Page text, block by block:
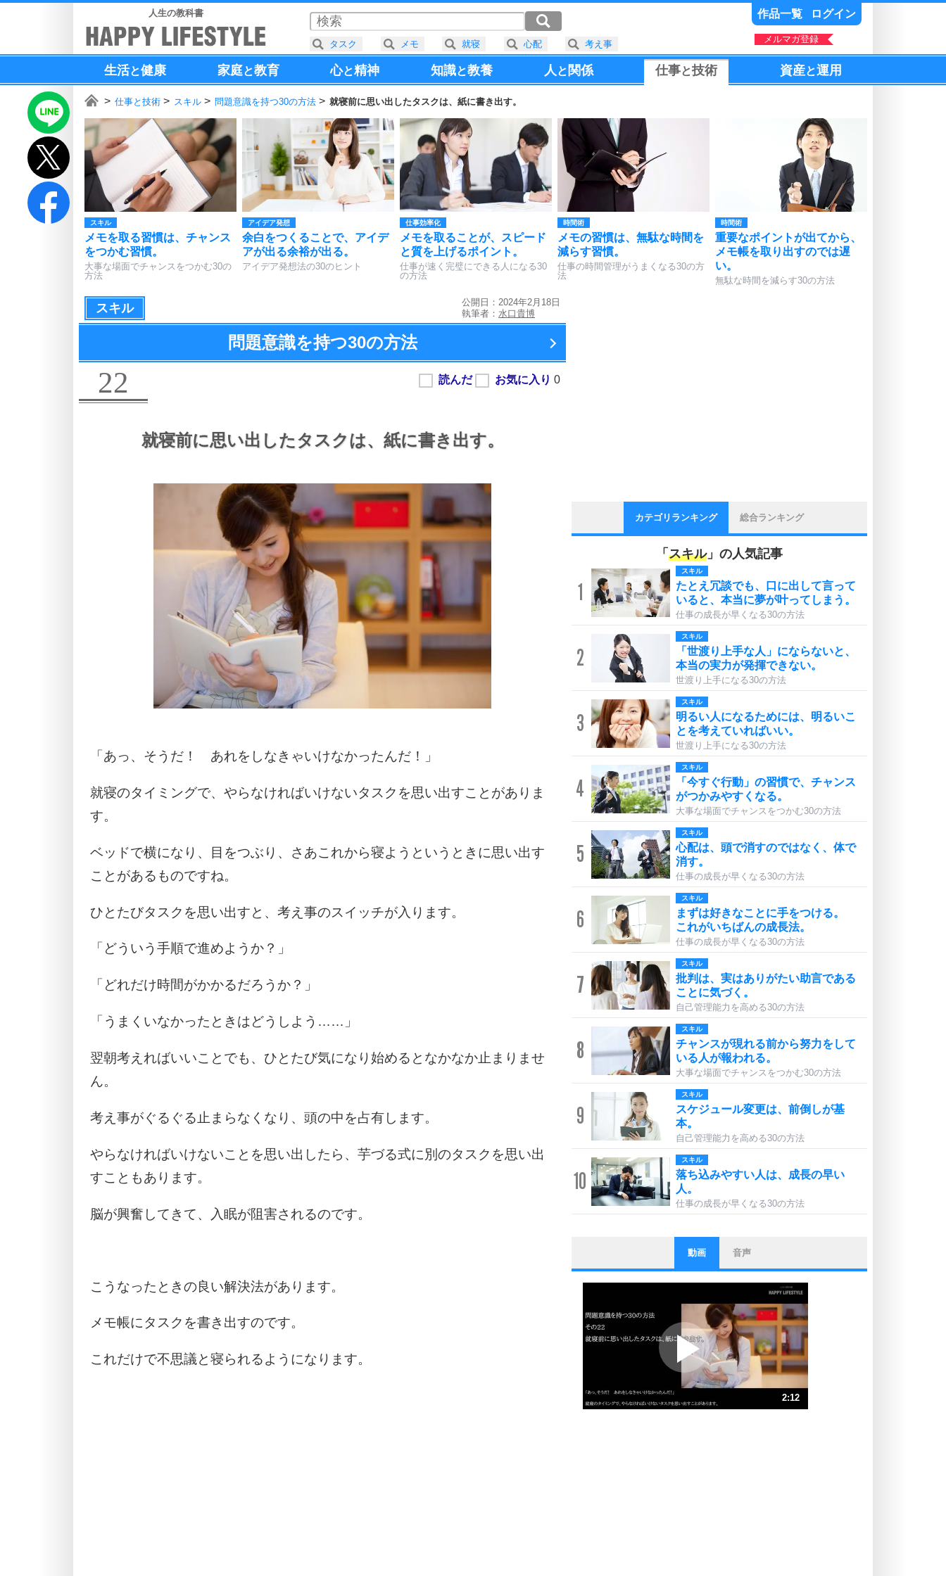
人生の教科書 作品一覧 ログイン
メルマガ登録
生活と健康 家庭と教育 心と精神 知識と教養 人と 関係 仕事と技術 資産と運用
仕事と技術 スキル 問題意識を持つ30の方法 就寝前に思い出したタスクは、紙に書き出す。
スキル
メモを取る習慣は、チャンス
をつかむ習慣。
大事な場面でチャンスをつかむ30の
方法
アイデア発想
余白をつくることで、アイデ
アが出る余裕が出る。
アイデア発想法の30のヒント
仕事効率化
メモを取ることが、スピード
と質を上げるポイント。
仕事が速く完璧にできる人になる30
の方法
時間術
メモの習慣は、無駄な時間を
減らす習慣。
仕事の時間管理がうまくなる30の方
法
時間術
重要なポイントが出てから、
メモ帳を取り出すのでは遅
い。
無駄な時間を減らす30の方法
スキル
公開日：2024年2月18日
執筆者： 水口貴博
問題意識を持つ30の方法
22
就寝前に思い出したタスクは、 紙に書き出す。
「あっ、そうだ！ あれをしなきゃいけなかったんだ！」
就寝のタイミングで、やらなければいけないタスクを思い出すことがありま
す。
ベッドで横になり、目をつぶり、さあこれから寝ようというときに思い出す
ことがあるものですね。
ひとたびタスクを思い出すと、考え事のスイッチが入ります。
「どういう手順で進めようか？」
「どれだけ時間がかかるだろうか？」
「うまくいなかったときはどうしよう……」
翌朝考えればいいことでも、ひとたび気になり始めるとなかなか止まりませ
ん。
考え事がぐるぐる止まらなくなり、頭の中を占有します。
やらなければいけないことを思い出したら、芋づる式に別のタスクを思い出
すこともあります。
脳が興奮してきて、入眠が阻害されるのです。
こうなったときの良い解決法があります。
メモ帳にタスクを書き出すのです。
これだけで不思議と寝られるようになります。
カテゴリランキング 総合ランキング
「 スキル」の人気記事
1
スキル
たとえ冗談でも、口に出して言って
いると、本当に夢が叶ってしまう。
仕事の成長が早くなる30の方法
2
スキル
「世渡り上手な人」にならないと、
本当の実力が発揮できない。
世渡り上手になる30の方法
3
スキル
明るい人になるためには、明るいこ
とを考えていればいい。
世渡り上手になる30の方法
4
スキル
「今すぐ行動」の習慣で、チャンス
がつかみやすくなる。
大事な場面でチャンスをつかむ30の方法
5
スキル
心配は、頭で消すのではなく、体で
消す。
仕事の成長が早くなる30の方法
6
スキル
まずは好きなことに手をつける。
これがいちばんの成長法。
仕事の成長が早くなる30の方法
7
スキル
批判は、実はありがたい助言である
ことに気づく。
自己管理能力を高める30の方法
8
スキル
チャンスが現れる前から努力をして
いる人が報われる。
大事な場面でチャンスをつかむ30の方法
9
スキル
スケジュール変更は、前倒しが基
本。
自己管理能力を高める30の方法
10
スキル
落ち込みやすい人は、成長の早い
人。
仕事の成長が早くなる30の方法
1
ストレス対策
他人と比べない。
いっそのこと、他人を見ない。
プラス思考
ポジティブになれない原因は、行動
しないから。
ポジティブ思考になる30の方法
3
ストレス対策
人生、なんとかなるもの。
動画 音声
2:12
タスク メモ 就寝 心配 考え事